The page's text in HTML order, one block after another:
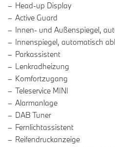
Head-up Display
Active Guard
Innen- und Außenspiegel,
Innenspiegel, automatisch
Parkassistent
Lenkradheizung
Komfortzugang
Teleservice MINI
Alarmanlage
DAB Tuner
Fernlichtassistent
Reifendruckanzeige